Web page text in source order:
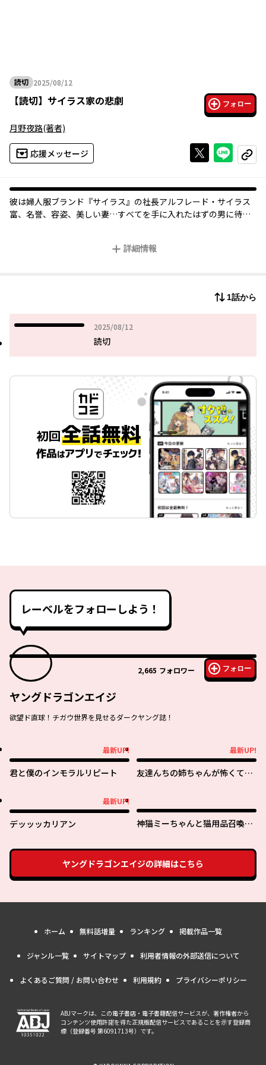
読切 2025/08/12
2025年08月12日
【読切】 サイラス家の悲劇 フォロー
月野夜路(著者)
応援メッセージ Xで投稿する
ライン
コピー
彼は婦人服ブランド『サイラス』の社長アルフレード・サイラス――
富、名誉、容姿、美しい妻…すべてを手に入れたはずの男に待ち
詳細情報
1話から
2025/08/12
2025年08月12日
読切
レーベルをフォローしよう！
2,665 フォロワー フォロー
ヤングドラゴンエイジ
欲望ド直球！チガウ世界を見せるダークヤング誌！
最新UP!
君と僕のインモラルリピート
最新UP!
友達んちの姉ちゃんが怖くてい
最新UP!
デッッッカリアン
神猫ミーちゃんと猫用品召喚師
ふもふスローライフ！～
ヤングドラゴンエイジの詳細はこちら
ホーム 無料話増量 ランキング 掲載作品一覧
ジャンル一覧 サイトマップ 利用者情報の外部送信について
よくあるご質問 / お問い合わせ 利用規約 プライバシーポリシー
ABJマークは、この電子書店・電子書籍配信サービスが、著作権者から
コンテンツ使用許諾を得た正規版配信サービスであることを示す登録商
標（登録番号 第6091713号）です。